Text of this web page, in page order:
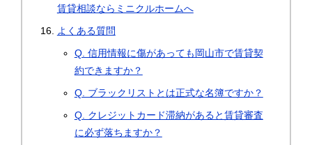
賃貸相談ならミニクルホームへ
よくある質問
Q. 信用情報に傷があっても岡山市で賃貸契
約できますか？
Q. ブラックリストとは正式な名簿ですか？
Q. クレジットカード滞納があると賃貸審査
に必ず落ちますか？